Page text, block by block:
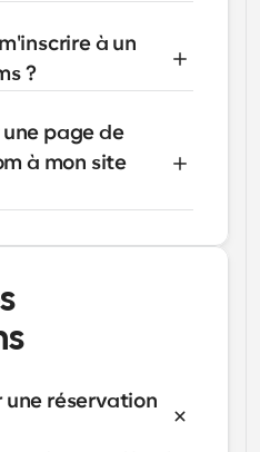
à un
?
page de
à mon site
une réservation